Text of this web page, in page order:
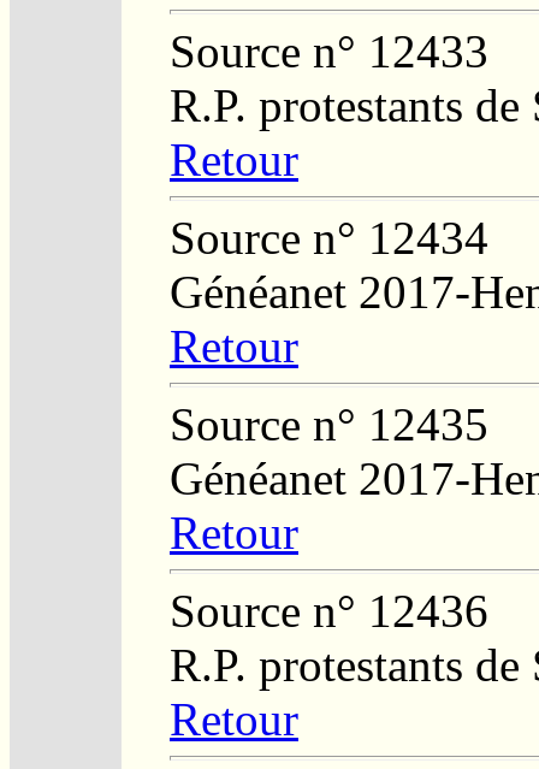
Source n° 12433
R.P. protestants
Retour
Source n° 12434
Généanet 2017-
Retour
Source n° 12435
Généanet 2017-
Retour
Source n° 12436
R.P. protestants
Retour